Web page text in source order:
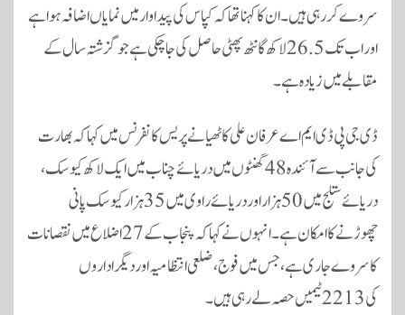
سروے کر رہی ہیں۔ ان کا کہنا تھا کہ کپاس کی پیداوار میں نمایاں اضافہ ہوا ہے
اور اب تک 26.5 لاکھ گانٹھ پھٹی حاصل کی جا چکی ہے جو گزشتہ سال کے
مقابلے میں زیادہ ہے۔
ڈی جی پی ڈی ایم اے عرفان علی کاٹھیا نے پریس کانفرنس میں کہا کہ بھارت
کی جانب سے آئندہ 48 گھنٹوں میں دریائے چناب میں ایک لاکھ کیوسک،
دریائے ستلج میں 50 ہزار اور دریائے راوی میں 35 ہزار کیوسک پانی
چھوڑنے کا امکان ہے۔ انہوں نے کہا کہ پنجاب کے 27 اضلاع میں نقصانات
کا سروے جاری ہے، جس میں فوج، ضلعی انتظامیہ اور دیگر اداروں
کی 2213 ٹیمیں حصہ لے رہی ہیں۔